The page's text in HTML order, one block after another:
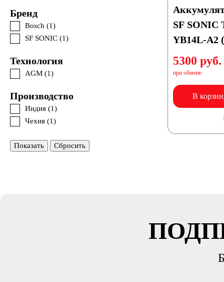
Бренд
Bosch (1)
SF SONIC (1)
Технология
AGM (1)
Производство
Индия (1)
Чехия (1)
Показать Сбросить
SF SONIC
YB14L-A2
5300 руб.
при обмене
В